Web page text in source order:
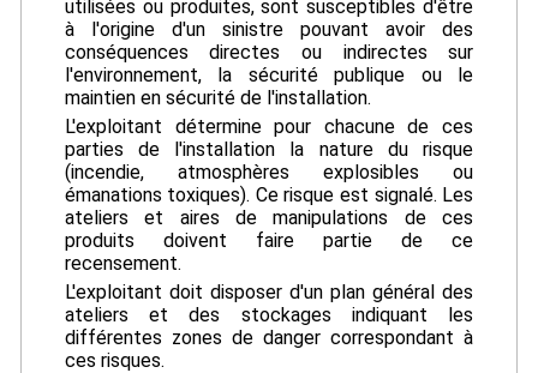
utilisées ou produites, sont susceptibles d'être
à l'origine d'un sinistre pouvant avoir des
conséquences directes ou indirectes sur
l'environnement, la sécurité publique ou le
maintien en sécurité de l'installation.
L'exploitant détermine pour chacune de ces
parties de l'installation la nature du risque
(incendie, atmosphères explosibles ou
émanations toxiques). Ce risque est signalé. Les
ateliers et aires de manipulations de ces
produits doivent faire partie de ce
recensement.
L'exploitant doit disposer d'un plan général des
ateliers et des stockages indiquant les
différentes zones de danger correspondant à
ces risques.